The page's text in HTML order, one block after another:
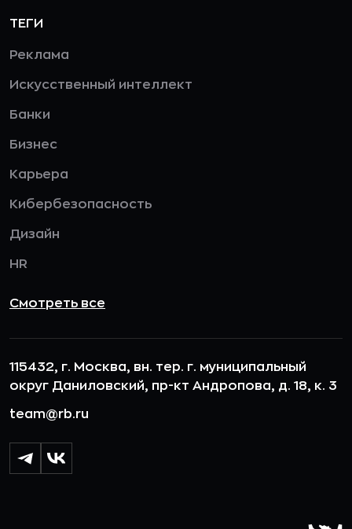
ТЕГИ
Реклама
Искусственный интеллект
Банки
Бизнес
Карьера
Кибербезопасность
Дизайн
HR
Смотреть все
115432, г. Москва, вн. тер. г. муниципальный
округ Даниловский, пр-кт Андропова, д. 18, к. 3
team@rb.ru